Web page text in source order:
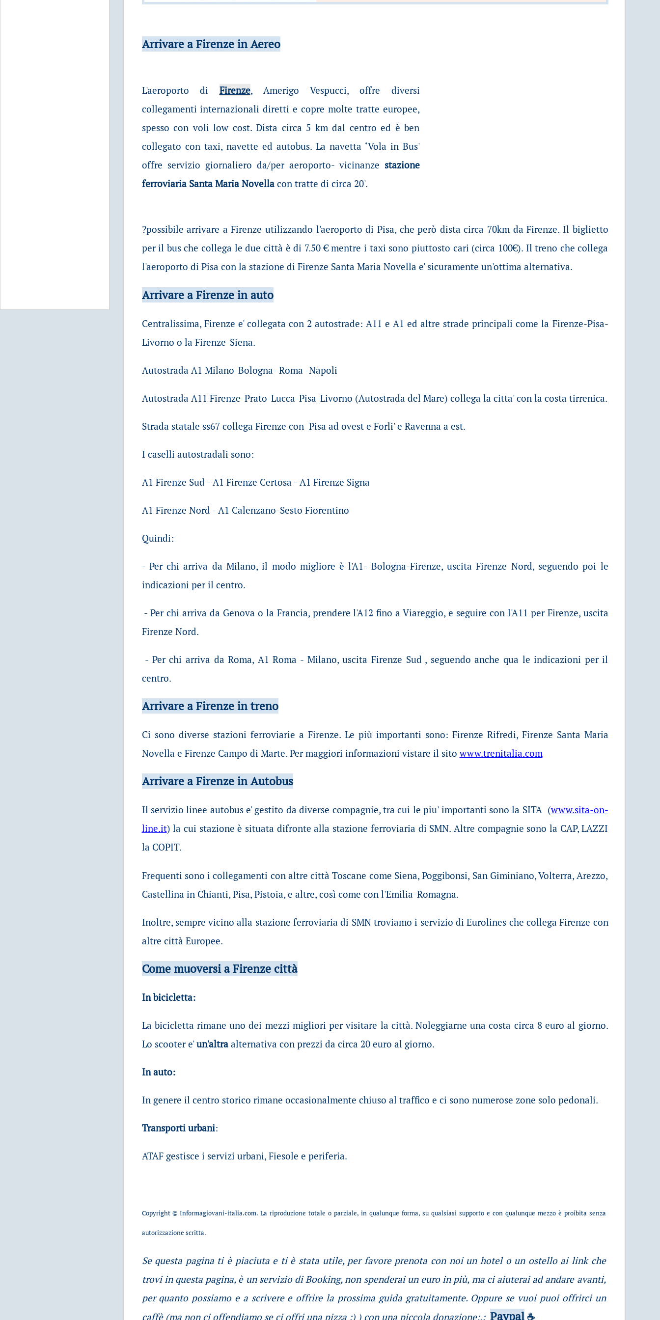
Arrivare a Firenze in Aereo
L'aeroporto di Firenze, Amerigo Vespucci, offre diversi
collegamenti internazionali diretti e copre molte tratte europee,
spesso con voli low cost. Dista circa 5 km dal centro ed è ben
collegato con taxi, navette ed autobus. La navetta ‘Vola in Bus'
offre servizio giornaliero da/per aeroporto- vicinanze stazione
ferroviaria Santa Maria Novellacon tratte di circa 20'.
?possibile arrivare a Firenze utilizzando l'aeroporto di Pisa, che però dista circa 70km da Firenze. Il biglietto
per il bus che collega le due città è di 7.50 € mentre i taxi sono piuttosto cari (circa 100€). Il treno che collega
l'aeroporto di Pisa con la stazione di Firenze Santa Maria Novella e' sicuramente un'ottima alternativa.
Arrivare a Firenze inauto
Centralissima, Firenze e' collegata con 2 autostrade: A11 e A1 ed altre strade principali come la Firenze-Pisa-
Livorno o la Firenze-Siena.
Autostrada A1 Milano-Bologna- Roma -Napoli
Autostrada A11 Firenze-Prato-Lucca-Pisa-Livorno (Autostrada del Mare) collega la citta' con la costa tirrenica.
Strada statale ss67 collega Firenze con Pisa ad ovest e Forli' e Ravenna a est.
I caselli autostradali sono:
A1 Firenze Sud - A1 Firenze Certosa - A1 Firenze Signa
A1 Firenze Nord - A1 Calenzano-Sesto Fiorentino
Quindi:
- Per chi arriva da Milano, il modo migliore è l'A1- Bologna-Firenze, uscita Firenze Nord, seguendo poi le
indicazioni per il centro.
- Per chi arriva da Genova o la Francia, prendere l'A12 fino a Viareggio, e seguire con l'A11 per Firenze, uscita
Firenze Nord.
- Per chi arriva da Roma, A1 Roma - Milano, uscita Firenze Sud , seguendo anche qua le indicazioni per il
centro.
Arrivare a Firenze in treno
Ci sono diverse stazioni ferroviarie a Firenze. Le più importanti sono: Firenze Rifredi, Firenze Santa Maria
Novella e Firenze Campo di Marte. Per maggiori informazioni vistare il sitowww.trenitalia.com
Arrivare a Firenze inAutobus
Il servizio linee autobus e' gestito da diverse compagnie, tra cui le piu' importanti sono la SITA (www.sita-on-
line.it) la cui stazione è situata difronte alla stazione ferroviaria di SMN. Altre compagnie sono la CAP, LAZZI
la COPIT.
Frequenti sono i collegamenti con altre città Toscane come Siena, Poggibonsi, San Giminiano, Volterra, Arezzo,
Castellina in Chianti, Pisa, Pistoia, e altre, così come con l'Emilia-Romagna.
Inoltre, sempre vicino alla stazione ferroviaria di SMN troviamo i servizio di Eurolines che collega Firenze con
altre città Europee.
Come muoversi a Firenze città
In bicicletta:
La bicicletta rimane uno dei mezzi migliori per visitare la città. Noleggiarne una costa circa 8 euro al giorno.
Lo scooter e'un'altraalternativa con prezzi da circa 20 euro al giorno.
In auto:
In genere il centro storico rimane occasionalmente chiuso al traffico e ci sono numerose zone solo pedonali.
Transporti urbani:
ATAF gestisce i servizi urbani, Fiesole e periferia.
Copyright © Informagiovani-italia.com. La riproduzione totale o parziale, in qualunque forma, su qualsiasi supporto e con qualunque mezzo è proibita senza
autorizzazione scritta.
Se questa pagina ti è piaciuta e ti è stata utile, per favore prenota con noi un hotel o un ostello ai link che
trovi in questa pagina, è un servizio di Booking, non spenderai un euro in più, ma ci aiuterai ad andare avanti,
per quanto possiamo e a scrivere e offrire la prossima guida gratuitamente. Oppure se vuoi puoi offrirci un
caffè (ma non ci offendiamo se ci offri una pizza :) ) con una piccola donazione:.: Paypal ☕